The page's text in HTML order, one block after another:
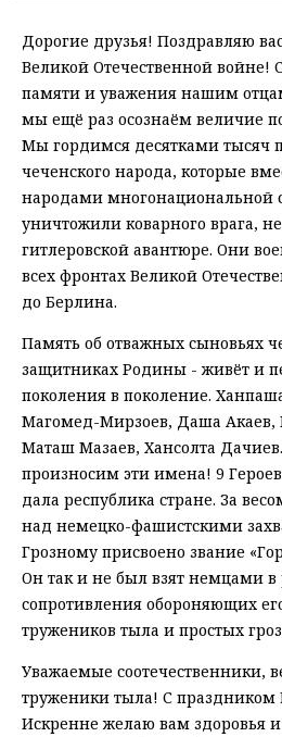
Дорогие друзья! Поздравляю
Великой Отечественной войне!
памяти и уважения нашим
мы ещё раз осознаём величие
Мы гордимся десятками тысяч
чеченского народа, которые
народами многонациональной
уничтожили коварного врага,
гитлеровской авантюре. Они
всех фронтах Великой
до Берлина.
Память об отважных сыновьях
защитниках Родины - живёт и
поколения в поколение.
Магомед-Мирзоев, Даша Акаев,
Маташ Мазаев, Хансолта
произносим эти имена! 9 Героев
дала республика стране. За
над немецко-фашистскими
Грозному присвоено звание
Он так и не был взят немцами в
сопротивления обороняющих
тружеников тыла и простых
Уважаемые соотечественники,
труженики тыла! С праздником
Искренне желаю вам здоровья